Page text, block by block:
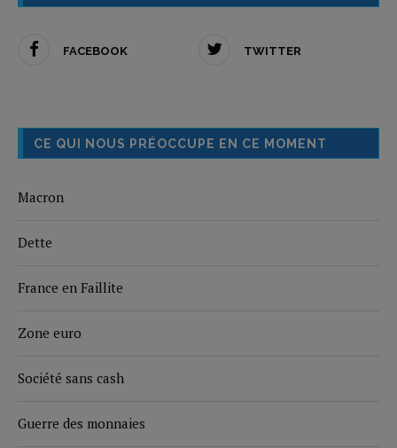
FACEBOOK TWITTER
CE QUI NOUS PRÉOCCUPE EN CE MOMENT
Macron
Dette
France en Faillite
Zone euro
Société sans cash
Guerre des monnaies